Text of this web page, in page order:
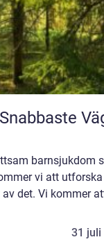
barnsjukdom
vi att
det. Vi kommer
31 juli